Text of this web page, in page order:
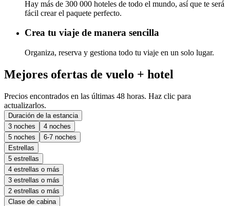
Hay más de 300 000 hoteles de todo el mundo, así que te será
fácil crear el paquete perfecto.
Crea tu viaje de manera sencilla
Organiza, reserva y gestiona todo tu viaje en un solo lugar.
Mejores ofertas de vuelo + hotel
Precios encontrados en las últimas 48 horas. Haz clic para
actualizarlos.
Duración de la estancia
3 noches
4 noches
5 noches
6-7 noches
Estrellas
5 estrellas
4 estrellas o más
3 estrellas o más
2 estrellas o más
Clase de cabina